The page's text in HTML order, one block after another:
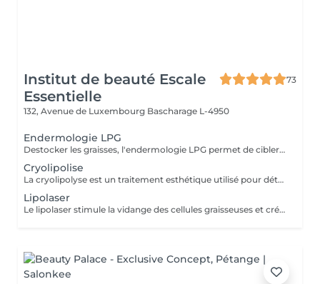
Institut de beauté Escale
Essentielle
73
132, Avenue de Luxembourg Bascharage L-4950
Endermologie LPG
Destocker les graisses, l'endermologie LPG permet de cibler et d'affiner les zones rebelles à l'exercice et a l'hygiène alimentaire ( bras , dos , ventre, taille) tout en s'adaptant au besoin de chaque peau. Lisser la cellulite, raffermir la peau, retrouver des jambes légères.
Cryolipolise
La cryolipolyse est un traitement esthétique utilisé pour détruire les cellules graisseuses. Son principe repose sur une température de froid contrôlé de 9°C à 13°C.
Lipolaser
Le lipolaser stimule la vidange des cellules graisseuses et créer des micropores dans leurs membranes par le biais d'une chaleur douce.